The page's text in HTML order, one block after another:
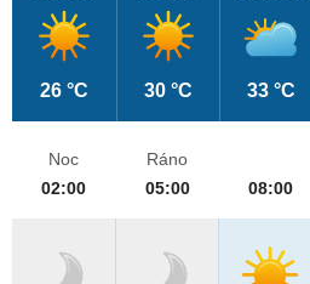
26 °C 30 °C 33 °C
Noc
02:00
Ráno
05:00
08:00